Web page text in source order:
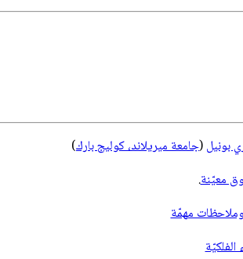
بونيل(جامعة ميريلاند، كوليج بارك)
معيّنة.
مهمّة